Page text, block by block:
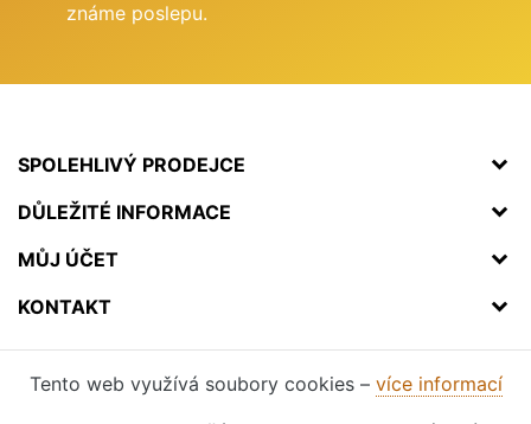
známe poslepu.
SPOLEHLIVÝ PRODEJCE
DŮLEŽITÉ INFORMACE
MŮJ ÚČET
KONTAKT
Tento web využívá soubory cookies – více informací